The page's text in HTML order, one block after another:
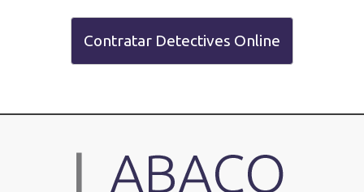
Contratar Detectives Online